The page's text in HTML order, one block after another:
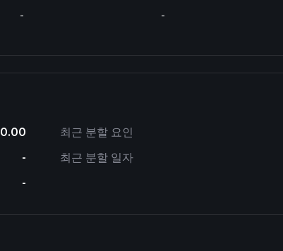
- -
0.00
-
-
최근 분할 요인
최근 분할 일자